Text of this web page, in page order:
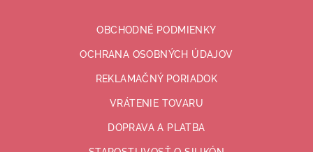
OBCHODNÉ PODMIENKY
OCHRANA OSOBNÝCH ÚDAJOV
REKLAMAČNÝ PORIADOK
VRÁTENIE TOVARU
DOPRAVA A PLATBA